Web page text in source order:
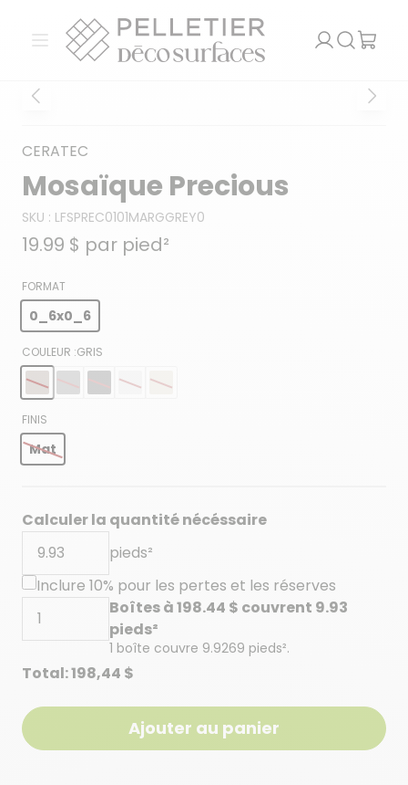
Ouvrir le menu
Pelletier Déco Surfaces
CERATEC
Mosaïque Precious
SKU : LFSPREC0101MARGGREY0
19.99 $ par pied²
FORMAT
0_6x0_6
COULEUR :GRIS
FINIS
Mat
Calculer la quantité nécéssaire
pieds²
Inclure 10% pour les pertes et les réserves
Boîtes à198.44 $ couvrent 9.93
pieds²
1 boîte couvre 9.9269 pieds².
Total:198,44 $
Ajouter au panier